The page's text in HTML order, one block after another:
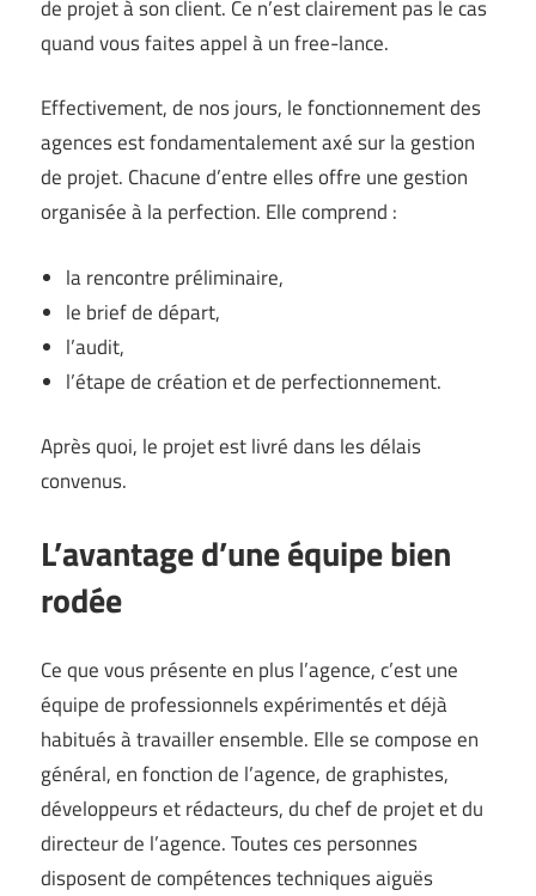
de projet à son client. Ce n’est clairement pas le cas
quand vous faites appel à un free-lance.
Effectivement, de nos jours, le fonctionnement des
agences est fondamentalement axé sur la gestion
de projet. Chacune d’entre elles offre une gestion
organisée à la perfection. Elle comprend :
la rencontre préliminaire,
le brief de départ,
l’audit,
l’étape de création et de perfectionnement.
Après quoi, le projet est livré dans les délais
convenus.
L’avantage d’une équipe bien
rodée
Ce que vous présente en plus l’agence, c’est une
équipe de professionnels expérimentés et déjà
habitués à travailler ensemble. Elle se compose en
général, en fonction de l’agence, de graphistes,
développeurs et rédacteurs, du chef de projet et du
directeur de l’agence. Toutes ces personnes
disposent de compétences techniques aiguës